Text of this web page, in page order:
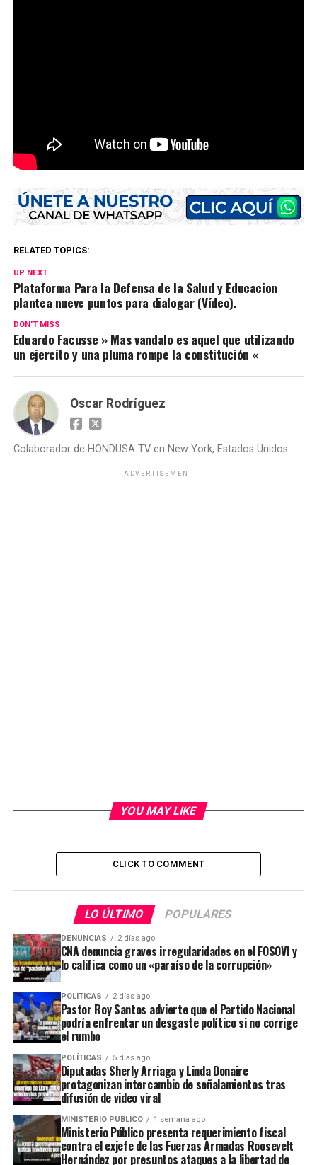
RELATED TOPICS:
UP NEXT
Plataforma Para la Defensa de la Salud y Educacion
plantea nueve puntos para dialogar (Vídeo).
DON'T MISS
Eduardo Facusse » Mas vandalo es aquel que utilizando
un ejercito y una pluma rompe la constitución «
Oscar Rodríguez
Colaborador de HONDUSA TV en New York, Estados Unidos.
ADVERTISEMENT
YOU MAY LIKE
CLICK TO COMMENT
LO ÚLTIMO POPULARES
DENUNCIAS 2 días ago
CNA denuncia graves irregularidades en el FOSOVI y
lo califica como un «paraíso de la corrupción»
POLÍTICAS 2 días ago
Pastor Roy Santos advierte que el Partido Nacional
podría enfrentar un desgaste político si no corrige
el rumbo
POLÍTICAS 5 días ago
Diputadas Sherly Arriaga y Linda Donaire
protagonizan intercambio de señalamientos tras
difusión de video viral
MINISTERIO PÚBLICO 1 semana ago
Ministerio Público presenta requerimiento fiscal
contra el exjefe de las Fuerzas Armadas Roosevelt
Hernández por presuntos ataques a la libertad de